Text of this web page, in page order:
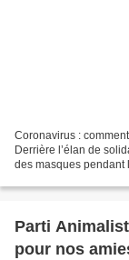
Coronavirus :
Derrière l’élan de
des masques pendant
Parti
pour nos